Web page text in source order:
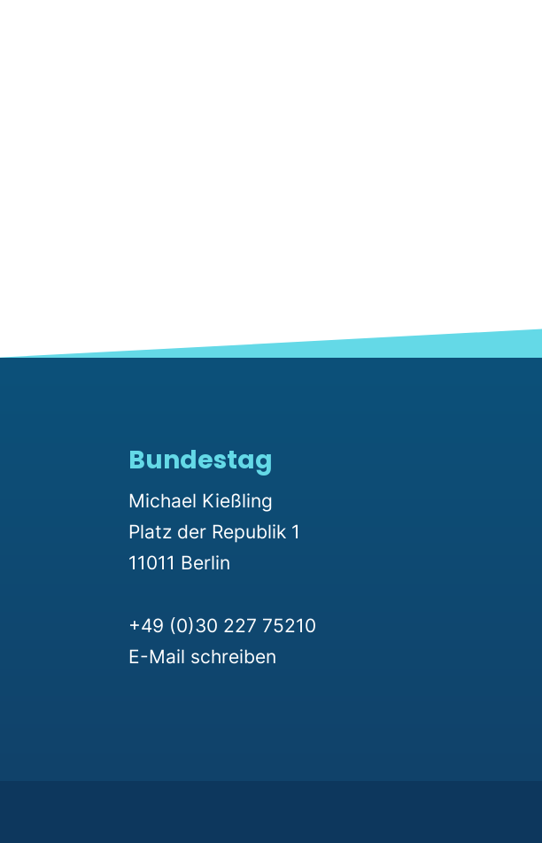
Bundestag
Michael Kießling
Platz der Republik 1
11011 Berlin
+49 (0)30 227 75210
E-Mail schreiben